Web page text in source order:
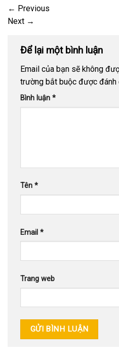
← Previous
Next →
Để lại một bình luận
Email của bạn sẽ không
trường bắt buộc được đánh
Bình luận *
Tên *
Email *
Trang web